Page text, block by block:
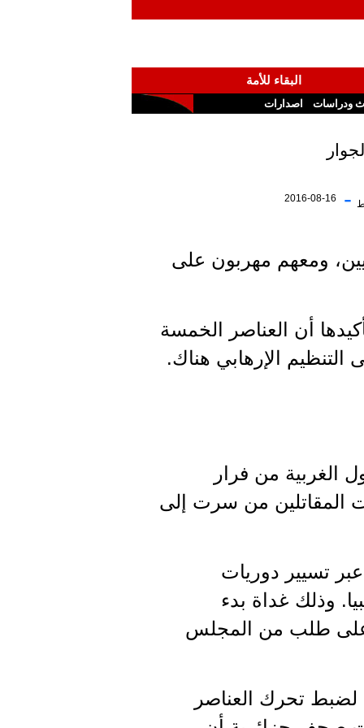
البقاء للأمة
ودراسات اصدارات
-
2016-08-16
ومعهم مهربون على
أن العناصر الخمسة
الإرهابي هناك.
الغربية من فرار
المقاتلين من سرت إلى
تسيير دوريات
وذلك غداة بدء
على طلب من المجلس
لضبط تحرك العناصر